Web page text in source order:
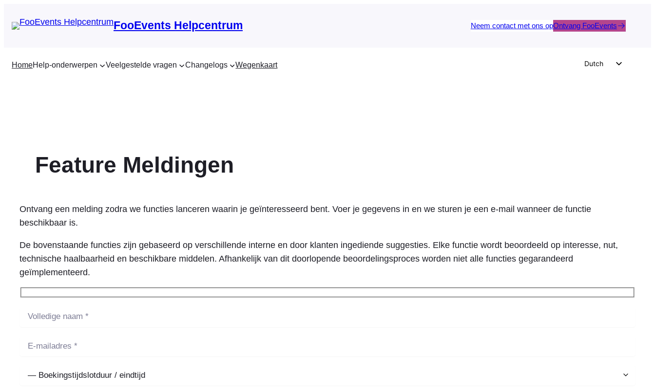
naar
FooEvents Helpcentrum Neem contact met ons opOntvang FooEvents
HomeHelp-onderwerpen Veelgestelde vragen Changelogs Wegenkaart
Dutch
Greek
Feature Meldingen
Ontvang een melding zodra we functies lanceren waarin je geïnteresseerd bent. Voer je gegevens in en we sturen je een e-mail wanneer de functie
beschikbaar is.
De bovenstaande functies zijn gebaseerd op verschillende interne en door klanten ingediende suggesties. Elke functie wordt beoordeeld op interesse, nut,
technische haalbaarheid en beschikbare middelen. Afhankelijk van dit doorlopende beoordelingsproces worden niet alle functies gegarandeerd
geïmplementeerd.